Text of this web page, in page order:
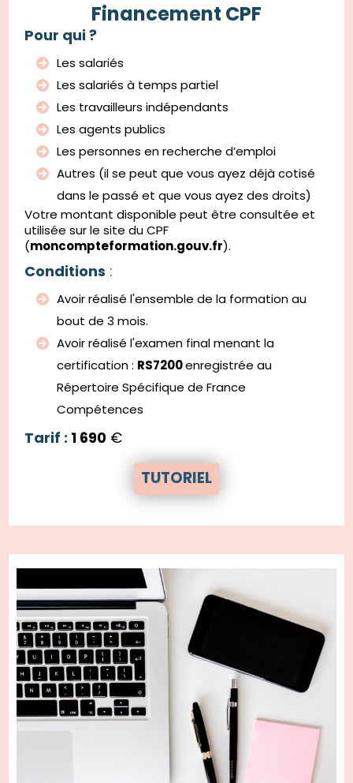
Financement CPF
Pour qui ?
Les salariés
Les salariés à temps partiel
Les travailleurs indépendants
Les agents publics
Les personnes en recherche d’emploi
Autres (il se peut que vous ayez déjà cotisé
dans le passé et que vous ayez des droits)
Votre montant disponible peut être consultée et
utilisée sur le site du CPF
(moncompteformation.gouv.fr).
Conditions :
Avoir réalisé l'ensemble de la formation au
bout de 3 mois.
Avoir réalisé l'examen final menant la
certification : RS7200enregistrée au
Répertoire Spécifique de France
Compétences
Tarif : 1 690 €
TUTORIEL